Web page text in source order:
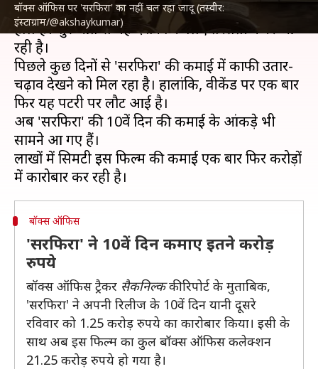
बॉक्स ऑफिस पर 'सरफिरा' का नहीं चल रहा जादू (तस्वीर:
इंस्टाग्राम/@akshaykumar)
अक्षय कुमारकी फिल्म 'सरफिरा' का बॉक्स ऑफिस पर बुरा
हाल है। शुरुआत से यह दर्शकों के लिए तरसती नजर आ
रही है।
पिछले कुछ दिनों से 'सरफिरा' की कमाई में काफी उतार-
चढ़ाव देखने को मिल रहा है। हालांकि, वीकेंड पर एक बार
फिर यह पटरी पर लौट आई है।
अब 'सरफिरा' की 10वें दिन की कमाई के आंकड़े भी
सामने आ गए हैं।
लाखों में सिमटी इस फिल्म की कमाई एक बार फिर करोड़ों
बॉक्स ऑफिस
'सरफिरा' ने 10वें दिन कमाए इतने करोड़
रुपये
बॉक्स ऑफिस ट्रैकर सैकनिल्ककी रिपोर्ट के मुताबिक,
'सरफिरा' ने अपनी रिलीज के 10वें दिन यानी दूसरे
रविवार को 1.25 करोड़ रुपये का कारोबार किया। इसी के
साथ अब इस फिल्म का कुल बॉक्स ऑफिस कलेक्शन
21.25 करोड़ रुपये हो गया है।